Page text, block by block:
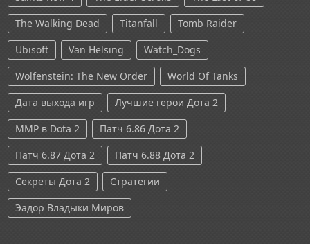
The Walking Dead
Titanfall
Tomb Raider
Ubisoft
Van Helsing
Watch_Dogs
Wolfenstein: The New Order
World Of Tanks
Дата выхода игр
Лучшие герои Дота 2
ММР в Dota 2
Патч 6.86 Дота 2
Патч 6.87 Дота 2
Патч 6.88 Дота 2
Секреты Дота 2
Стратегии
Эадор Владыки Миров